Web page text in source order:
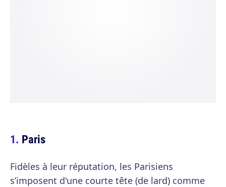
Paris
Fidèles à leur réputation, les Parisiens
s’imposent d'une courte tête (de lard) comme